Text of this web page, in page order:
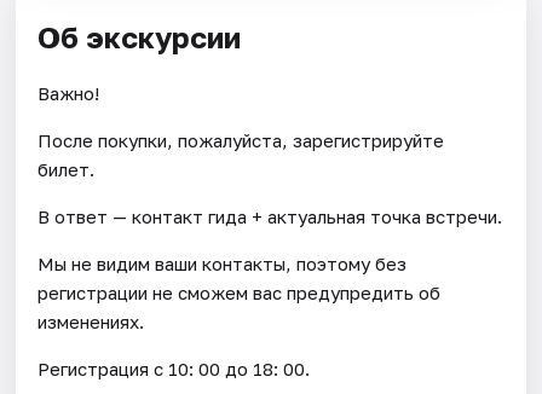
Об экскурсии
Важно!
После покупки, пожалуйста, зарегистрируйте
билет.
В ответ — контакт гида + актуальная точка встречи.
Мы не видим ваши контакты, поэтому без
регистрации не сможем вас предупредить об
изменениях.
Регистрация с 10: 00 до 18: 00.